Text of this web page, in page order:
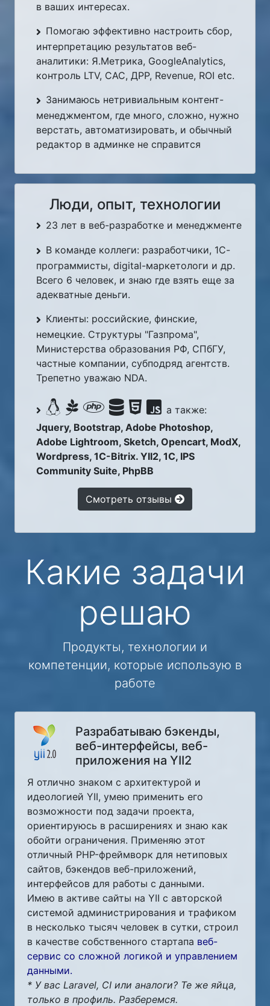
в ваших интересах.
Помогаю эффективно настроить сбор,
интерпретацию результатов веб-
аналитики: Я.Метрика, GoogleAnalytics,
контроль LTV, CAC, ДРР, Revenue, ROI etc.
Занимаюсь нетривиальным контент-
менеджментом, где много, сложно, нужно
верстать, автоматизировать, и обычный
редактор в админке не справится
Люди, опыт, технологии
23 лет в веб-разработке и менеджменте
В команде коллеги: разработчики, 1С-
программисты, digital-маркетологи и др.
Всего 6 человек, и знаю где взять еще за
адекватные деньги.
Клиенты: российские, финские,
немецкие. Структуры "Газпрома",
Министерства образования РФ, СПбГУ,
частные компании, субподряд агентств.
Трепетно уважаю NDA.
а также:
Jquery, Bootstrap, Adobe Photoshop,
Adobe Lightroom, Sketch, Opencart, ModX,
Wordpress, 1C-Bitrix. YII2, 1C, IPS
Community Suite, PhpBB
Смотреть отзывы
Какие задачи
решаю
Продукты, технологии и
компетенции, которые использую в
работе
Разрабатываю бэкенды,
веб-интерфейсы, веб-
приложения на YII2
Я отлично знаком с архитектурой и
идеологией YII, умею применить его
возможности под задачи проекта,
ориентируюсь в расширениях и знаю как
обойти ограничения. Применяю этот
отличный PHP-фреймворк для нетиповых
сайтов, бэкендов веб-приложений,
интерфейсов для работы с данными.
Имею в активе сайты на YII с авторской
системой администрирования и трафиком
в несколько тысяч человек в сутки, строил
в качестве собственного стартапа веб-
сервис со сложной логикой и управлением
данными.
* У вас Laravel, CI или аналоги? Те же яйца,
только в профиль. Разберемся.